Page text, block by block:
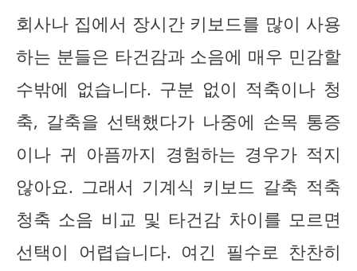
회사나 집에서 장시간 키보드를 많이 사용
하는 분들은 타건감과 소음에 매우 민감할
수밖에 없습니다. 구분 없이 적축이나 청
축, 갈축을 선택했다가 나중에 손목 통증
이나 귀 아픔까지 경험하는 경우가 적지
않아요. 그래서 기계식 키보드 갈축 적축
청축 소음 비교 및 타건감 차이를 모르면
선택이 어렵습니다. 여긴 필수로 찬찬히